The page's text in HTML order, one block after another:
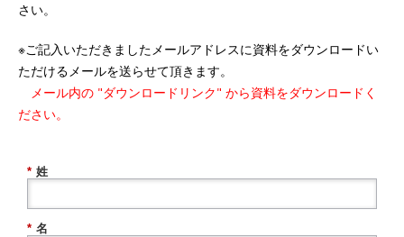
さい。
※ご記入いただきましたメールアドレスに資料をダウンロードい
ただけるメールを送らせて頂きます。
メール内の "ダウンロードリンク" から資料をダウンロードく
ださい。
* 姓
* 名